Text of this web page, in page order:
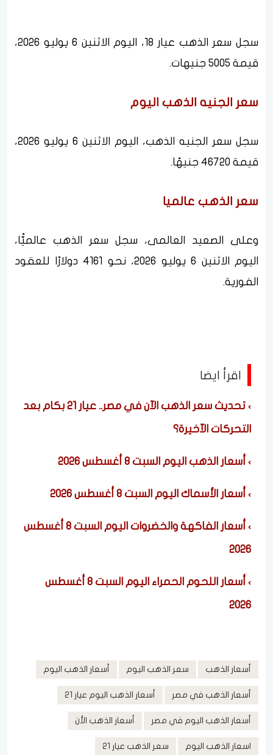
سجل سعر الذهب عيار 18، اليوم الاثنين 6 يوليو 2026،
قيمة 5005 جنيهات.
سعر الجنيه الذهب اليوم
سجل سعر الجنيه الذهب، اليوم الاثنين 6 يوليو 2026،
قيمة 46720 جنيهًا.
سعر الذهب عالميا
وعلى الصعيد العالمى، سجل سعر الذهب عالميًّا،
اليوم الاثنين 6 يوليو 2026، نحو 4161 دولارًا للعقود
الفورية.
اقرأ ايضا
تحديث سعر الذهب الآن في مصر.. عيار 21 بكام بعد
التحركات الآخيرة؟
أسعار الذهب اليوم السبت 8 أغسطس 2026
أسعار الأسماك اليوم السبت 8 أغسطس 2026
أسعار الفاكهة والخضروات اليوم السبت 8 أغسطس
2026
أسعار اللحوم الحمراء اليوم السبت 8 أغسطس
2026
أسعار الذهب سعر الذهب اليوم أسعار الذهب اليوم
أسعار الذهب في مصر أسعار الذهب اليوم عيار 21
أسعار الذهب اليوم في مصر أسعار الذهب الأن
اسعار الذهب اليوم سعر الذهب عيار 21